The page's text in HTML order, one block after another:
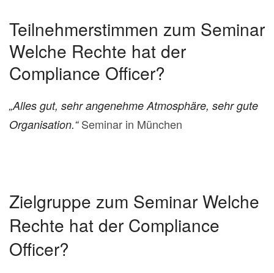
Teilnehmerstimmen zum Seminar
Welche Rechte hat der
Compliance Officer?
„Alles gut, sehr angenehme Atmosphäre, sehr gute
Organisation.“Seminar in München
Zielgruppe zum Seminar Welche
Rechte hat der Compliance
Officer?